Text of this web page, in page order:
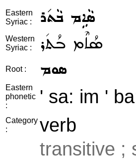
Eastern
Syriac :
ܣܵܐܹܡ ܒܵܬ݇ܪ
Western
Syriac :
ܣܳܐܶܡ ܒܳܬ݇ܪ
Root : ܣܘܡ
Eastern
phonetic
:
' sa: im '
Category
:
verb
transitive ;